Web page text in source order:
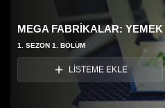
MEGA FABRİKALAR: YEMEK
1. SEZON 1. BÖLÜM
LİSTEME EKLE